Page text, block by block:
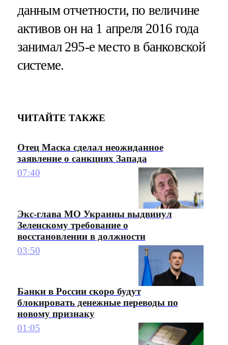
данным отчетности, по величине
активов он на 1 апреля 2016 года
занимал 295-е место в банковской
системе.
ЧИТАЙТЕ ТАКЖЕ
Отец Маска сделал неожиданное
заявление о санкциях Запада
07:40
Экс-глава МО Украины выдвинул
Зеленскому требование о
восстановлении в должности
03:50
Банки в России скоро будут
блокировать денежные переводы по
новому признаку
01:05